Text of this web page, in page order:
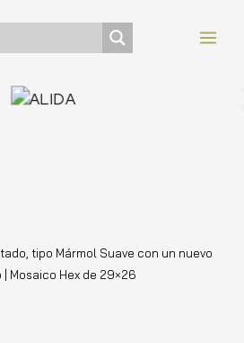
tipo Mármol Suave con un nuevo
Mosaico Hex de 29×26